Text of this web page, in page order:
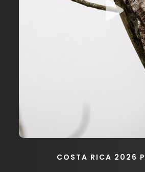
COSTA RICA 2026